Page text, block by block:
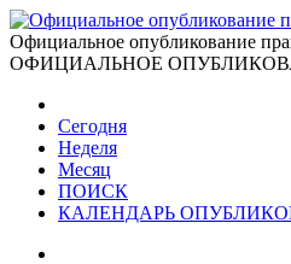
Официальное опубликование
ОФИЦИАЛЬНОЕ
Сегодня
Неделя
Месяц
ПОИСК
КАЛЕНДАРЬ